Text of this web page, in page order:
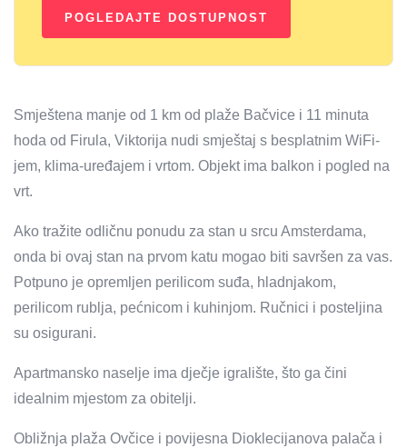
Smještena manje od 1 km od plaže Bačvice i 11 minuta
hoda od Firula, Viktorija nudi smještaj s besplatnim WiFi-
jem, klima-uređajem i vrtom. Objekt ima balkon i pogled na
vrt.
Ako tražite odličnu ponudu za stan u srcu Amsterdama,
onda bi ovaj stan na prvom katu mogao biti savršen za vas.
Potpuno je opremljen perilicom suđa, hladnjakom,
perilicom rublja, pećnicom i kuhinjom. Ručnici i posteljina
su osigurani.
Apartmansko naselje ima dječje igralište, što ga čini
idealnim mjestom za obitelji.
Obližnja plaža Ovčice i povijesna Dioklecijanova palača i